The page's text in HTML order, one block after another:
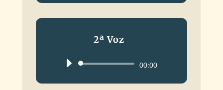
2ª Voz
Reproductor00:00